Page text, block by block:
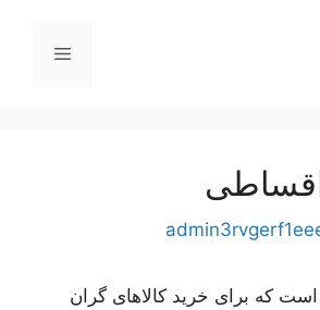
فهرست
اقساطی
که برای خرید کالاهای گران